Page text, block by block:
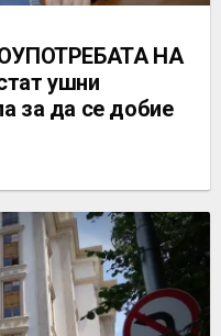
НА
ушни
за да се добие